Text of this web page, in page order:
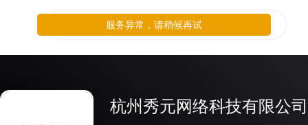
杭州秀元网络科技有限公司
服务异常，请稍候再试